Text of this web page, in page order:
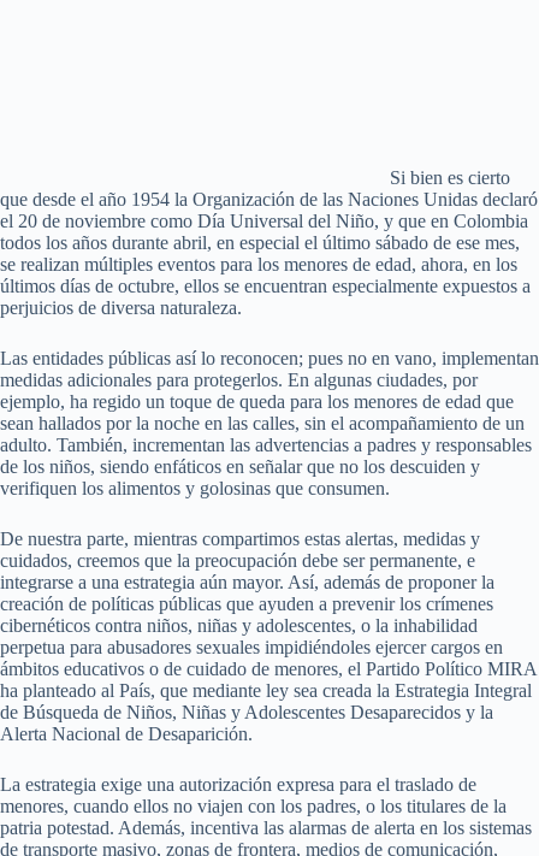
Si bien es cierto
que desde el año 1954 la Organización de las Naciones Unidas declaró
el 20 de noviembre como Día Universal del Niño, y que en Colombia
todos los años durante abril, en especial el último sábado de ese mes,
se realizan múltiples eventos para los menores de edad, ahora, en los
últimos días de octubre, ellos se encuentran especialmente expuestos a
perjuicios de diversa naturaleza.
Las entidades públicas así lo reconocen; pues no en vano, implementan
medidas adicionales para protegerlos. En algunas ciudades, por
ejemplo, ha regido un toque de queda para los menores de edad que
sean hallados por la noche en las calles, sin el acompañamiento de un
adulto. También, incrementan las advertencias a padres y responsables
de los niños, siendo enfáticos en señalar que no los descuiden y
verifiquen los alimentos y golosinas que consumen.
De nuestra parte, mientras compartimos estas alertas, medidas y
cuidados, creemos que la preocupación debe ser permanente, e
integrarse a una estrategia aún mayor. Así, además de proponer la
creación de políticas públicas que ayuden a prevenir los crímenes
cibernéticos contra niños, niñas y adolescentes, o la inhabilidad
perpetua para abusadores sexuales impidiéndoles ejercer cargos en
ámbitos educativos o de cuidado de menores, el Partido Político MIRA
ha planteado al País, que mediante ley sea creada la Estrategia Integral
de Búsqueda de Niños, Niñas y Adolescentes Desaparecidos y la
Alerta Nacional de Desaparición.
La estrategia exige una autorización expresa para el traslado de
menores, cuando ellos no viajen con los padres, o los titulares de la
patria potestad. Además, incentiva las alarmas de alerta en los sistemas
de transporte masivo, zonas de frontera, medios de comunicación,